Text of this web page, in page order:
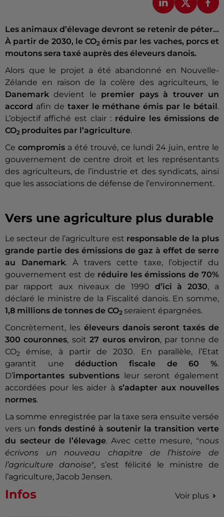
Les animaux d’élevage devront se retenir de péter…
À partir de 2030, le CO2émis par les vaches, porcs et
moutons sera taxé auprès des éleveurs danois.
Alors que le projet a été abandonné en Nouvelle-
Zélande en raison de la colère des agriculteurs, le
Danemark devient le premier pays à trouver un
accord afin de taxer le méthane émis par le bétail .
L’objectif affiché est clair : réduire les émissions de
CO2 produites par l’agriculture.
Ce compromis a été trouvé, ce lundi 24 juin, entre le
gouvernement de centre droit et les représentants
des agriculteurs, de l’industrie et des syndicats, ainsi
que les associations de défense de l’environnement.
Vers une agriculture plus durable
Le secteur de l’agriculture est responsable de la plus
grande partie des émissions de gaz à effet de serre
au Danemark. À travers cette taxe, l’objectif du
gouvernement est de réduire les émissions de 70%
par rapport aux niveaux de 1990 d’ici à 2030, a
déclaré le ministre de la Fiscalité danois. En somme,
1,8 millions de tonnes de CO2 seraient épargnées.
Concrètement, leséleveurs danois seront taxés de
300 couronnes, soit27 euros environ, par tonne de
CO2
émise, à partir de 2030. En parallèle, l’Etat
garantit unedéduction fiscale de 60 %.
D’importantes subventions leur seront également
accordées pour les aider à s’adapter aux nouvelles
normes.
La somme enregistrée par la taxe sera ensuite versée
vers un fonds destiné à soutenir la transition verte
du secteur de l’élevage. Avec cette mesure, "nous
écrivons un nouveau chapitre de l’histoire de
l’agriculture danoise", s’est félicité le ministre de
l’agriculture, Jacob Jensen.
Infos Voir plus